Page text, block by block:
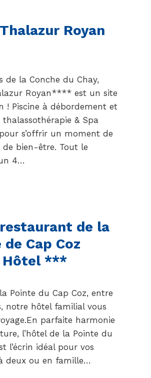
Royan
de la Conche du Chay,
Royan**** est un site
! Piscine à débordement et
& Spa
s’offrir un moment de
bien-être. Tout le
4…
de la
Cap Coz
Hôtel ***
Pointe du Cap Coz, entre
notre hôtel familial vous
parfaite harmonie
l’hôtel de la Pointe du
l’écrin idéal pour vos
deux ou en famille…